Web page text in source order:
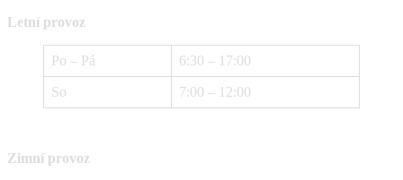
Letní provoz
Po – Pá 6:30 – 17:00
So 7:00 – 12:00
Zimní provoz